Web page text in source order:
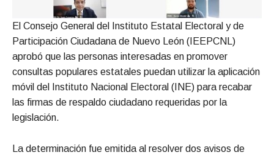
El Consejo General del Instituto Estatal Electoral y de
Participación Ciudadana de Nuevo León (IEEPCNL)
aprobó que las personas interesadas en promover
consultas populares estatales puedan utilizar la aplicación
móvil del Instituto Nacional Electoral (INE) para recabar
las firmas de respaldo ciudadano requeridas por la
legislación.
La determinación fue emitida al resolver dos avisos de